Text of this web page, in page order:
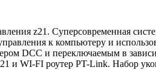
z21. Суперсовременная
к компьютеру и
DCC и переключаемым в
и WI-FI роутер PT-Link. Набор